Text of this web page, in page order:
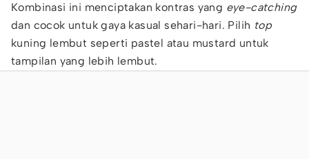
Kombinasi ini menciptakan kontras yang eye-catching
dan cocok untuk gaya kasual sehari-hari. Pilih top
kuning lembut seperti pastel atau mustard untuk
tampilan yang lebih lembut.